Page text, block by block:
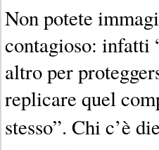
Non potete
contagioso: infatti
altro per
replicare quel
stesso”. Chi c’è